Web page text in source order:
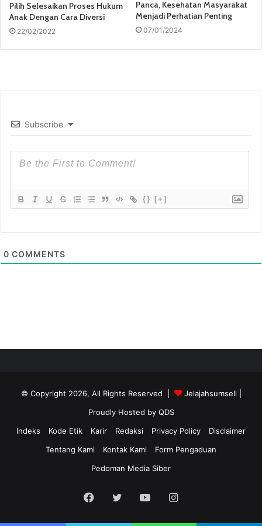
Pilih Selesaikan Proses Hukum
Anak Dengan Cara Diversi
22/02/2022
Panca, Kesehatan Masyarakat
Menjadi Perhatian Penting
07/01/2024
Subscribe
{} [+]
0 COMMENTS
© Copyright 2026, All Rights Reserved | Jelajahsumsell
Proudly Hosted by QDS
Indeks
Kode Etik Karir Redaksi Privacy Policy
Disclaimer
Tentang Kami
Kontak Kami
Form Pengaduan
Pedoman Media Siber
Facebook
Twitter YouTubeInstagram